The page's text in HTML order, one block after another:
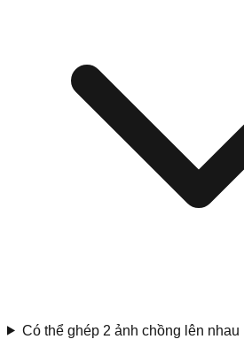
Có thể ghép 2 ảnh chồng lên nhau